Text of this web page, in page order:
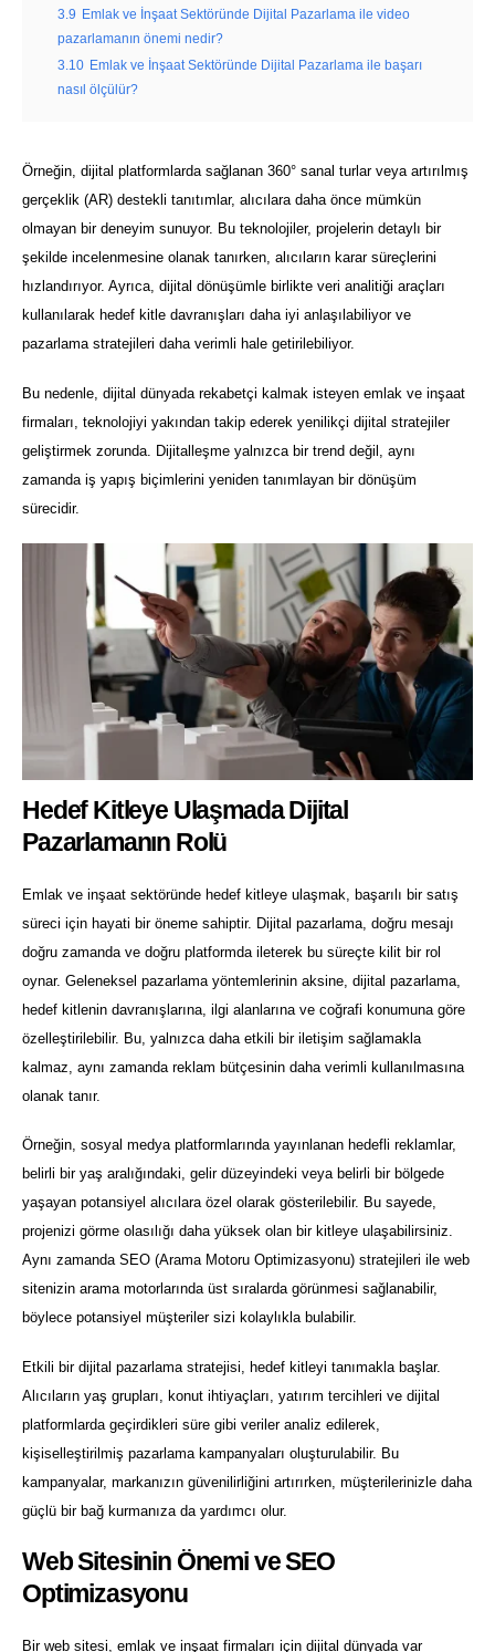
3.9
Emlak ve İnşaat Sektöründe Dijital Pazarlama ile video
pazarlamanın önemi nedir?
3.10 Emlak ve İnşaat Sektöründe Dijital Pazarlama ile başarı
nasıl ölçülür?
Örneğin, dijital platformlarda sağlanan 360° sanal turlar veya artırılmış
gerçeklik (AR) destekli tanıtımlar, alıcılara daha önce mümkün
olmayan bir deneyim sunuyor. Bu teknolojiler, projelerin detaylı bir
şekilde incelenmesine olanak tanırken, alıcıların karar süreçlerini
hızlandırıyor. Ayrıca, dijital dönüşümle birlikte veri analitiği araçları
kullanılarak hedef kitle davranışları daha iyi anlaşılabiliyor ve
pazarlama stratejileri daha verimli hale getirilebiliyor.
Bu nedenle, dijital dünyada rekabetçi kalmak isteyen emlak ve inşaat
firmaları, teknolojiyi yakından takip ederek yenilikçi dijital stratejiler
geliştirmek zorunda. Dijitalleşme yalnızca bir trend değil, aynı
zamanda iş yapış biçimlerini yeniden tanımlayan bir dönüşüm
sürecidir.
Hedef Kitleye Ulaşmada Dijital
Pazarlamanın Rolü
Emlak ve inşaat sektöründe hedef kitleye ulaşmak, başarılı bir satış
süreci için hayati bir öneme sahiptir. Dijital pazarlama, doğru mesajı
doğru zamanda ve doğru platformda ileterek bu süreçte kilit bir rol
oynar. Geleneksel pazarlama yöntemlerinin aksine, dijital pazarlama,
hedef kitlenin davranışlarına, ilgi alanlarına ve coğrafi konumuna göre
özelleştirilebilir. Bu, yalnızca daha etkili bir iletişim sağlamakla
kalmaz, aynı zamanda reklam bütçesinin daha verimli kullanılmasına
olanak tanır.
Örneğin, sosyal medya platformlarında yayınlanan hedefli reklamlar,
belirli bir yaş aralığındaki, gelir düzeyindeki veya belirli bir bölgede
yaşayan potansiyel alıcılara özel olarak gösterilebilir. Bu sayede,
projenizi görme olasılığı daha yüksek olan bir kitleye ulaşabilirsiniz.
Aynı zamanda SEO (Arama Motoru Optimizasyonu) stratejileri ile web
sitenizin arama motorlarında üst sıralarda görünmesi sağlanabilir,
böylece potansiyel müşteriler sizi kolaylıkla bulabilir.
Etkili bir dijital pazarlama stratejisi, hedef kitleyi tanımakla başlar.
Alıcıların yaş grupları, konut ihtiyaçları, yatırım tercihleri ve dijital
platformlarda geçirdikleri süre gibi veriler analiz edilerek,
kişiselleştirilmiş pazarlama kampanyaları oluşturulabilir. Bu
kampanyalar, markanızın güvenilirliğini artırırken, müşterilerinizle daha
güçlü bir bağ kurmanıza da yardımcı olur.
Web Sitesinin Önemi ve SEO
Optimizasyonu
Bir web sitesi, emlak ve inşaat firmaları için dijital dünyada var